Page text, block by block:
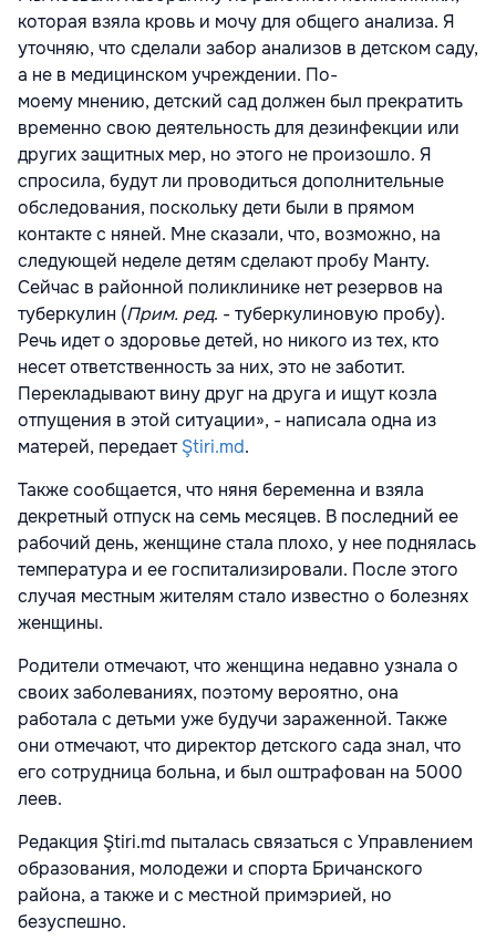
которая взяла кровь и мочу для общего анализа. Я
уточняю, что сделали забор анализов в детском саду,
а не в медицинском учреждении. По-
моему мнению, детский сад должен был прекратить
временно свою деятельность для дезинфекции или
других защитных мер, но этого не произошло. Я
спросила, будут ли проводиться дополнительные
обследования, поскольку дети были в прямом
контакте с няней. Мне сказали, что, возможно, на
следующей неделе детям сделают пробу Манту.
Сейчас в районной поликлинике нет резервов на
туберкулин (Прим. ред. - туберкулиновую пробу).
Речь идет о здоровье детей, но никого из тех, кто
несет ответственность за них, это не заботит.
Перекладывают вину друг на друга и ищут козла
отпущения в этой ситуации», - написала одна из
матерей, передаетŞtiri.md.
Также сообщается, что няня беременна и взяла
декретный отпуск на семь месяцев. В последний ее
рабочий день, женщине стала плохо, у нее поднялась
температура и ее госпитализировали. После этого
случая местным жителям стало известно о болезнях
женщины.
Родители отмечают, что женщина недавно узнала о
своих заболеваниях, поэтому вероятно, она
работала с детьми уже будучи зараженной. Также
они отмечают, что директор детского сада знал, что
его сотрудница больна, и был оштрафован на 5000
леев.
Редакция Ştiri.md пыталась связаться с Управлением
образования, молодежи и спорта Бричанского
района, а также и с местной примэрией, но
безуспешно.